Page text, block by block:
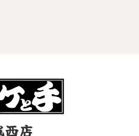
西店